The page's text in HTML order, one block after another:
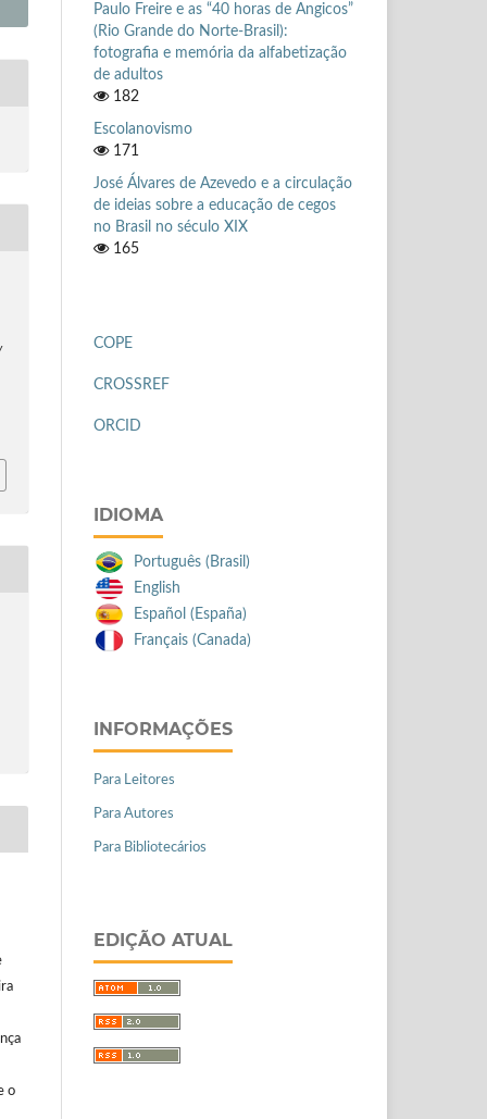
o
Paulo Freire e as “40 horas de Angicos”
(Rio Grande do Norte-Brasil):
fotografia e memória da alfabetização
de adultos
182
Escolanovismo
171
José Álvares de Azevedo e a circulação
de ideias sobre a educação de cegos
no Brasil no século XIX
165
COPE
CROSSREF
ORCID
IDIOMA
Português (Brasil)
English
Español (España)
Français (Canada)
INFORMAÇÕES
Para Leitores
Para Autores
Para Bibliotecários
EDIÇÃO ATUAL